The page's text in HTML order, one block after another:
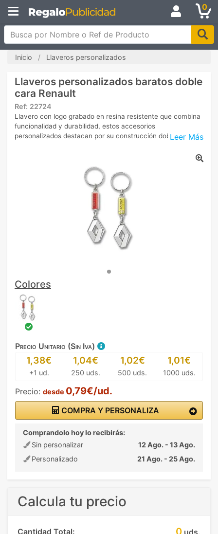
0
Busca por Nombre o Ref de Producto
Inicio Llaveros personalizados
Llaveros personalizados baratos doble
cara Renault
Ref: 22724
Leer Más
Llavero con logo grabado en resina resistente que combina
funcionalidad y durabilidad, estos accesorios
personalizados destacan por su construcción doble cara.
Colores
Precio Unitario (Sin Iva)
1,38€
+1 ud.
1,04€
250 uds.
1,02€
500 uds.
1,01€
1000 uds.
Precio: desde 0,79€/ud.
COMPRA Y PERSONALIZA
Comprandolo hoy lo recibirás:
Sin personalizar
12 Ago. - 13 Ago.
Personalizado
21 Ago. - 25 Ago.
Calcula tu precio
Cantidad Total: 0 uds.